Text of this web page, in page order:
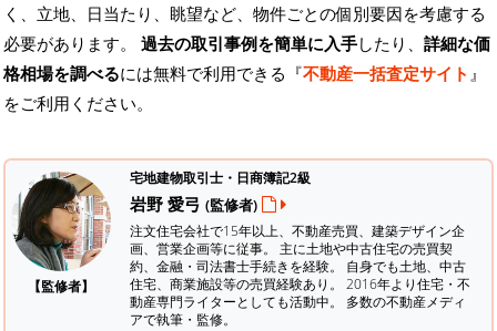
く、立地、日当たり、眺望など、物件ごとの個別要因を考慮する
必要があります。 過去の取引事例を簡単に入手したり、 詳細な価
格相場を調べるには無料で利用できる『不動産一括査定サイト 』
をご利用ください。
【監修者】
宅地建物取引士・日商簿記2級
岩野 愛弓 (監修者)
注文住宅会社で15年以上、不動産売買、建築デザイン企
画、営業企画等に従事。 主に土地や中古住宅の売買契
約、金融・司法書士手続きを経験。 自身でも土地、中古
住宅、商業施設等の売買経験あり。 2016年より住宅・不
動産専門ライターとしても活動中。 多数の不動産メディ
アで執筆・監修。